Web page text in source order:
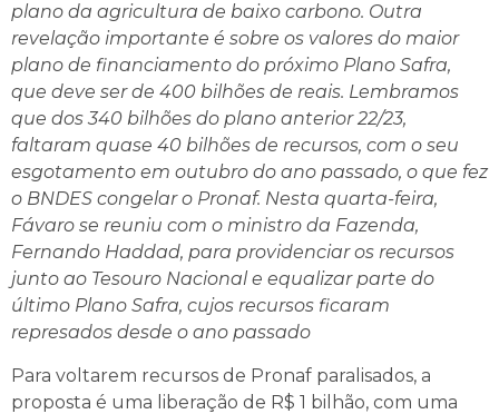
plano da agricultura de baixo carbono. Outra
revelação importante é sobre os valores do maior
plano de financiamento do próximo Plano Safra,
que deve ser de 400 bilhões de reais. Lembramos
que dos 340 bilhões do plano anterior 22/23,
faltaram quase 40 bilhões de recursos, com o seu
esgotamento em outubro do ano passado, o que fez
o BNDES congelar o Pronaf. Nesta quarta-feira,
Fávaro se reuniu com o ministro da Fazenda,
Fernando Haddad, para providenciar os recursos
junto ao Tesouro Nacional e equalizar parte do
último Plano Safra, cujos recursos ficaram
represados desde o ano passado
Para voltarem recursos de Pronaf paralisados, a
proposta é uma liberação de R$ 1 bilhão, com uma